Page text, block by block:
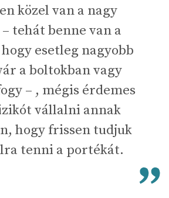
közel van a nagy
tehát benne van a
esetleg nagyobb
a boltokban vagy
– , mégis érdemes
vállalni annak
hogy frissen tudjuk
tenni a portékát.